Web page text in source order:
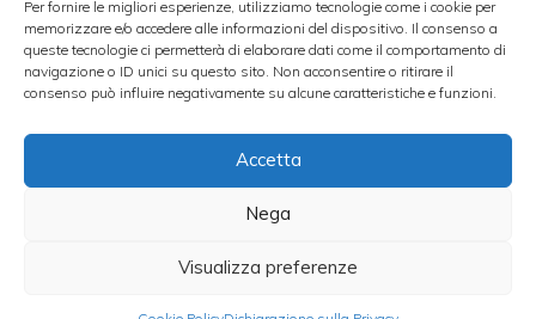
Per fornire le migliori esperienze, utilizziamo tecnologie come i cookie per
memorizzare e/o accedere alle informazioni del dispositivo. Il consenso a
queste tecnologie ci permetterà di elaborare dati come il comportamento di
navigazione o ID unici su questo sito. Non acconsentire o ritirare il
consenso può influire negativamente su alcune caratteristiche e funzioni.
Accetta
Nega
Visualizza preferenze
Come vediamo nella mappa, sono diverse le
piazze del centro storico di Vicenza che
saranno allestite per ospitare i banchetti dei